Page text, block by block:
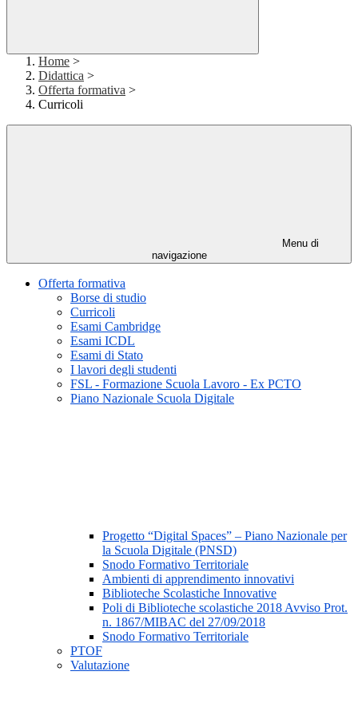
Home >
Didattica >
Offerta formativa >
Curricoli
Menu di
navigazione
Offerta formativa
Borse di studio
Curricoli
Esami Cambridge
Esami ICDL
Esami di Stato
I lavori degli studenti
FSL - Formazione Scuola Lavoro - Ex PCTO
Piano Nazionale Scuola Digitale
Progetto “Digital Spaces” – Piano Nazionale per
la Scuola Digitale (PNSD)
Snodo Formativo Territoriale
Ambienti di apprendimento innovativi
Biblioteche Scolastiche Innovative
Poli di Biblioteche scolastiche 2018 Avviso Prot.
n. 1867/MIBAC del 27/09/2018
Snodo Formativo Territoriale
PTOF
Valutazione